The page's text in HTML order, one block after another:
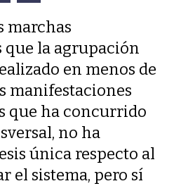
marchas
la agrupación
en menos de
manifestaciones
que ha concurrido
no ha
única respecto al
el sistema, pero sí